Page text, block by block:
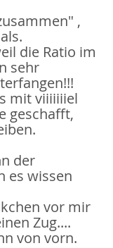
,
die Ratio im
sehr
mit viiiiiiiel
geschafft,
der
es wissen
vor mir
Zug....
von vorn.